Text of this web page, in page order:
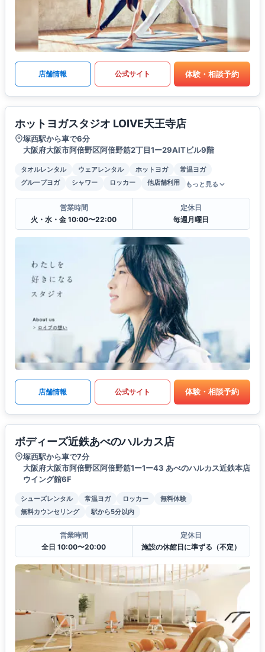
店舗情報 公式サイト 体験・相談予約
ホットヨガスタジオ LOIVE天王寺店
塚西駅から車で6分
大阪府大阪市阿倍野区阿倍野筋2丁目1ー29AITビル9階
タオルレンタル ウェアレンタル ホットヨガ
常温ヨガ
グループヨガ
シャワー ロッカー 他店舗利用 もっと見る
営業時間
火・水・金 10:00〜22:00
定休日
毎週月曜日
店舗情報 公式サイト 体験・相談予約
ボディーズ近鉄あべのハルカス店
塚西駅から車で7分
大阪府大阪市阿倍野区阿倍野筋1ー1ー43 あべのハルカス近鉄本店
ウイング館6F
シューズレンタル 常温ヨガ ロッカー
無料体験
無料カウンセリング
駅から5分以内
営業時間
全日 10:00〜20:00
定休日
施設の休館日に準ずる（不定）